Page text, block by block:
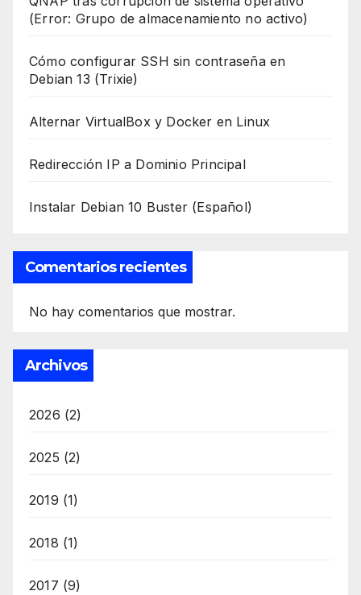
(Error: Grupo de almacenamiento no activo)
Cómo configurar SSH sin contraseña en
Debian 13 (Trixie)
Alternar VirtualBox y Docker en Linux
Redirección IP a Dominio Principal
Instalar Debian 10 Buster (Español)
Comentarios recientes
No hay comentarios que mostrar.
Archivos
2026 (2)
2025 (2)
2019 (1)
2018 (1)
2017 (9)